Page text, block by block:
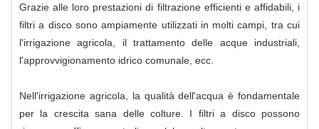
Grazie alle loro prestazioni di filtrazione efficienti e affidabili, i
filtri a disco sono ampiamente utilizzati in molti campi, tra cui
l'irrigazione agricola, il trattamento delle acque industriali,
l'approvvigionamento idrico comunale, ecc.
Nell'irrigazione agricola, la qualità dell'acqua è fondamentale
per la crescita sana delle colture. I filtri a disco possono